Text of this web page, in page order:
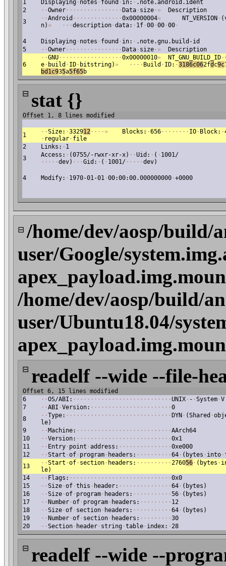
1 Displaying · notes · found · in: · .note.android.ident
2
· ·Owner · · · · · · · · · · · · · · · · Data · size · » Description
3
· ·Android · · · · · · · · · · · · · ·0x00000004» NT_VERSION ·
n) » · · ·description ·data: · 1f ·00 ·00 ·00 ·
4 Displaying · notes · found · in: · .note.gnu.build-id
5
· ·Owner · · · · · · · · · · · · · · · · Data · size · » Description
6
· ·GNU · · · · · · · · · · · · · · · · · ·0x00000010» NT_GNU_BUILD_ID ·
e · build · ID · bitstring) » · · · · Build · ID: ·3186c062fd c9c
bd1c935a5f65b
⊟ stat {}
Offset 1, 8 lines modified
1 · ·Size: ·332912 · · · · » Blocks: ·656 · · · · · · · · IO · Block: ·
· regular · file
2
Links: · 1
3
Access: · (0755/-rwxr-xr-x) · ·Uid: · ( · 1001/
· · · · ·dev) · · ·Gid: · ( · 1001/ · · · · ·dev)
4 Modify: · 1970-01-01 ·00:00:00.000000000 ·+0000
⊟ /home/dev/aosp/build/
user/Google/
/home/dev/aosp/build/
user/Ubuntu18.04/
⊟ readelf --wide --file-
Offset 6, 15 lines modified
6
· ·OS/ABI: · · · · · · · · · · · · · · · · · · · · · · · · · · · ·UNIX · - ·System ·V
7
· ·ABI ·Version: · · · · · · · · · · · · · · · · · · · · · · ·0
8
· ·Type: · · · · · · · · · · · · · · · · · · · · · · · · · · · · · · DYN · (Shared ·
le)
9
· · Machine: · · · · · · · · · · · · · · · · · · · · · · · · · · ·AArch64
10
· ·Version: · · · · · · · · · · · · · · · · · · · · · · · · · · ·0x1
11
· · Entry · point ·address: · · · · · · · · · · · · · · ·0xe000
12
· ·Start ·of · program · headers: · · · · · · · · · ·64 · (bytes · into ·
13
· ·Start ·of · section · headers: · · · · · · · · · ·276056 · (bytes ·
le)
14
· · Flags: · · · · · · · · · · · · · · · · · · · · · · · · · · · · ·0x0
15
· ·Size ·of ·this · header: · · · · · · · · · · · · · · ·64 · (bytes)
16
· ·Size ·of · program · headers: · · · · · · · · · · ·56 · (bytes)
17
· · Number ·of · program · headers: · · · · · · · · · 12
18
· ·Size ·of · section · headers: · · · · · · · · · · ·64 · (bytes)
19
· · Number ·of · section · headers: · · · · · · · · ·30
20
· ·Section · header · string ·table · index: ·28
⊟ readelf --wide --